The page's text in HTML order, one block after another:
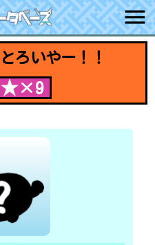
ろいやー！！
★×9